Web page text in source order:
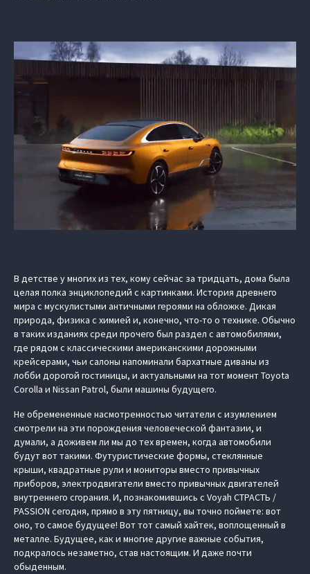
В детстве у многих из тех, кому сейчас за тридцать, дома была
целая полка энциклопедий с картинками. История древнего
мира с мускулистыми античными героями на обложке. Дикая
природа, физика с химией и, конечно, что-то о технике. Обычно
в таких изданиях среди прочего был раздел с автомобилями,
где рядом с классическими американскими дорожными
крейсерами, чьи салоны напоминали бархатные диваны из
лобби дорогой гостиницы, и актуальными на тот момент Toyota
Corolla и Nissan Patrol, были машины будущего.
Не обремененные насмотренностью читатели с изумлением
смотрели на эти порождения человеческой фантазии, и
думали, а доживем ли мы до тех времен, когда автомобили
будут вот такими. Футуристические формы, стеклянные
крыши, квадратные рули и мониторы вместо привычных
приборов, электродвигатели вместо привычных двигателей
внутреннего сгорания. И, познакомившись с Voyah СТРАСТЬ /
PASSION сегодня, прямо в эту пятницу, вы точно поймете: вот
оно, то самое будущее! Вот тот самый хайтек, воплощенный в
металле. Будущее, как и многие другие важные события,
подкралось незаметно, став настоящим. И даже почти
обыденным.